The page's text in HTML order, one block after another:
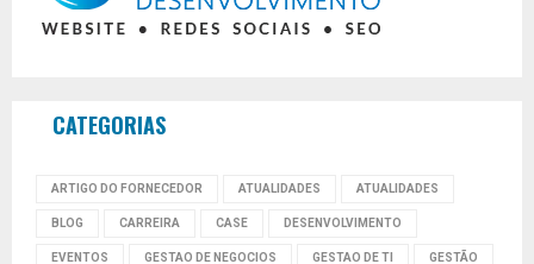
CATEGORIAS
ARTIGO DO FORNECEDOR ATUALIDADES ATUALIDADES
BLOG CARREIRA CASE DESENVOLVIMENTO
EVENTOS GESTAO DE NEGOCIOS GESTAO DE TI GESTÃO